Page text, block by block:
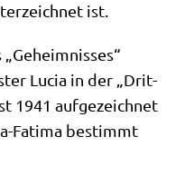
ist.
Lucia in der „Drit­
1941 auf­ge­zeich­net
Fati­ma bestimmt